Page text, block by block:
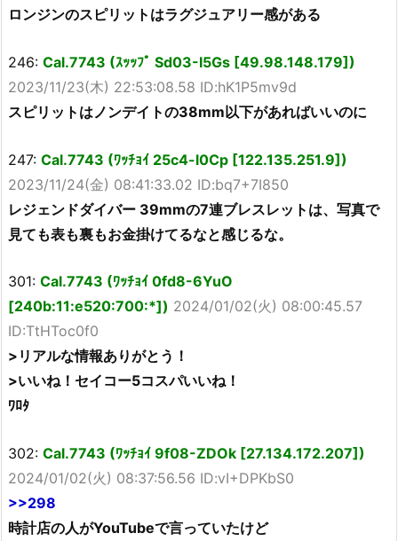
ロンジンのスピリットはラグジュアリー感がある
246: Cal.7743 (ｽｯｯﾌﾟ Sd03-I5Gs [49.98.148.179])
2023/11/23(木) 22:53:08.58 ID:hK1P5mv9d
スピリットはノンデイトの38mm以下があればいいのに
247: Cal.7743 (ﾜｯﾁｮｲ 25c4-l0Cp [122.135.251.9])
2023/11/24(金) 08:41:33.02 ID:bq7+7I850
レジェンドダイバー 39mmの7連ブレスレットは、写真で
見ても表も裏もお金掛けてるなと感じるな。
301: Cal.7743 (ﾜｯﾁｮｲ 0fd8-6YuO
[240b:11:e520:700:*]) 2024/01/02(火) 08:00:45.57
ID:TtHToc0f0
>リアルな情報ありがとう！
>いいね！セイコー5コスパいいね！
ﾜﾛﾀ
302: Cal.7743 (ﾜｯﾁｮｲ 9f08-ZDOk [27.134.172.207])
2024/01/02(火) 08:37:56.56 ID:vI+DPKbS0
>>298
時計店の人がYouTubeで言っていたけど